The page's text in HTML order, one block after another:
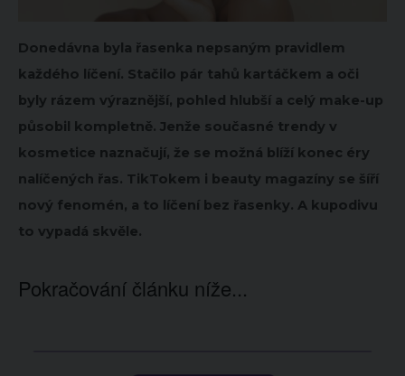
Donedávna byla řasenka nepsaným pravidlem
každého líčení. Stačilo pár tahů kartáčkem a oči
byly rázem výraznější, pohled hlubší a celý make-up
působil kompletně. Jenže současné trendy v
kosmetice naznačují, že se možná blíží konec éry
nalíčených řas. TikTokem i beauty magazíny se šíří
nový fenomén, a to líčení bez řasenky. A kupodivu
to vypadá skvěle.
Pokračování článku níže...